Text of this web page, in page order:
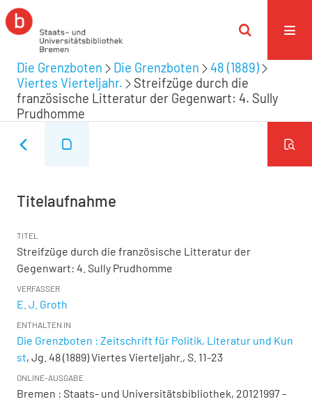
Die Grenzboten Die Grenzboten
48 (1889)
Viertes Vierteljahr.
Streifzüge durch die
französische Litteratur der Gegenwart: 4. Sully
Prudhomme
Titelaufnahme
TITEL
Streifzüge durch die französische Litteratur der
Gegenwart: 4. Sully Prudhomme
VERFASSER
E. J. Groth
ENTHALTEN IN
Die Grenzboten : Zeitschrift für Politik, Literatur und Kun
st, Jg. 48 (1889) Viertes Vierteljahr., S. 11-23
ONLINE-AUSGABE
Bremen : Staats- und Universitätsbibliothek, 20121997 -